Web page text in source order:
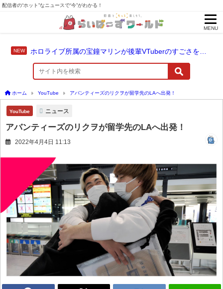
配信者の“ホット”なニュースで“今”がわかる！
MENU
ホーム YouTube アバンティーズのリクヲが留学先のLAへ出発！
YouTube ニュース
アバンティーズのリクヲが留学先のLAへ出発！
2022年4月4日 11:13